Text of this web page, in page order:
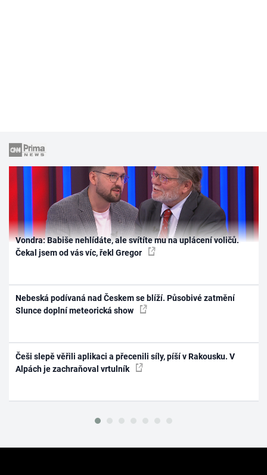
Vondra: Babiše nehlídáte, ale svítíte mu na uplácení voličů.
Čekal jsem od vás víc, řekl Gregor
Nebeská podívaná nad Českem se blíží. Působivé zatmění
Slunce doplní meteorická show
Češi slepě věřili aplikaci a přecenili síly, píší v Rakousku. V
Alpách je zachraňoval vrtulník